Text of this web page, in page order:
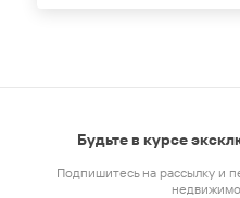
Будьте в курсе
Подпишитесь на рассылку и